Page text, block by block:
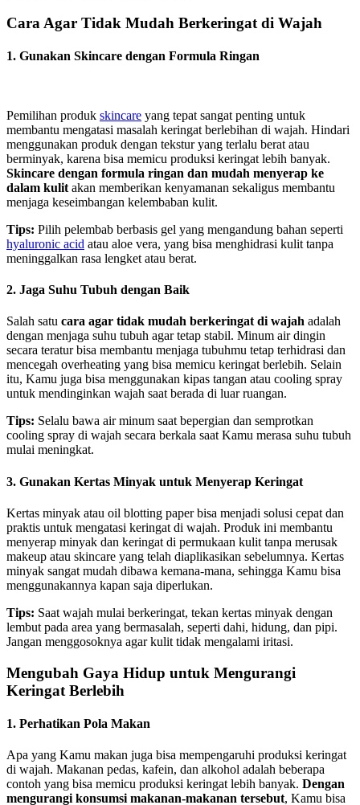
Cara Agar Tidak Mudah Berkeringat di Wajah
1. Gunakan Skincare dengan Formula Ringan
Pemilihan produk skincare yang tepat sangat penting untuk
membantu mengatasi masalah keringat berlebihan di wajah. Hindari
menggunakan produk dengan tekstur yang terlalu berat atau
berminyak, karena bisa memicu produksi keringat lebih banyak.
Skincare dengan formula ringan dan mudah menyerap ke
dalam kulit akan memberikan kenyamanan sekaligus membantu
menjaga keseimbangan kelembaban kulit.
Tips: Pilih pelembab berbasis gel yang mengandung bahan seperti
hyaluronic acid atau aloe vera, yang bisa menghidrasi kulit tanpa
meninggalkan rasa lengket atau berat.
2. Jaga Suhu Tubuh dengan Baik
Salah satu cara agar tidak mudah berkeringat di wajah adalah
dengan menjaga suhu tubuh agar tetap stabil. Minum air dingin
secara teratur bisa membantu menjaga tubuhmu tetap terhidrasi dan
mencegah overheating yang bisa memicu keringat berlebih. Selain
itu, Kamu juga bisa menggunakan kipas tangan atau cooling spray
untuk mendinginkan wajah saat berada di luar ruangan.
Tips: Selalu bawa air minum saat bepergian dan semprotkan
cooling spray di wajah secara berkala saat Kamu merasa suhu tubuh
mulai meningkat.
3. Gunakan Kertas Minyak untuk Menyerap Keringat
Kertas minyak atau oil blotting paper bisa menjadi solusi cepat dan
praktis untuk mengatasi keringat di wajah. Produk ini membantu
menyerap minyak dan keringat di permukaan kulit tanpa merusak
makeup atau skincare yang telah diaplikasikan sebelumnya. Kertas
minyak sangat mudah dibawa kemana-mana, sehingga Kamu bisa
menggunakannya kapan saja diperlukan.
Tips: Saat wajah mulai berkeringat, tekan kertas minyak dengan
lembut pada area yang bermasalah, seperti dahi, hidung, dan pipi.
Jangan menggosoknya agar kulit tidak mengalami iritasi.
Mengubah Gaya Hidup untuk Mengurangi
Keringat Berlebih
1. Perhatikan Pola Makan
Apa yang Kamu makan juga bisa mempengaruhi produksi keringat
di wajah. Makanan pedas, kafein, dan alkohol adalah beberapa
contoh yang bisa memicu produksi keringat lebih banyak. Dengan
mengurangi konsumsi makanan-makanan tersebut, Kamu bisa